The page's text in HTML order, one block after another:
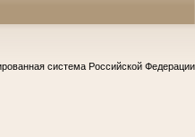
система Российской